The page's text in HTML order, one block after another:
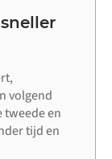
volgend
tweede en
tijd en